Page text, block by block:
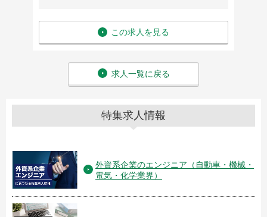
この求人を見る
求人一覧に戻る
特集求人情報
外資系企業のエンジニア（自動車・機械・
電気・化学業界）